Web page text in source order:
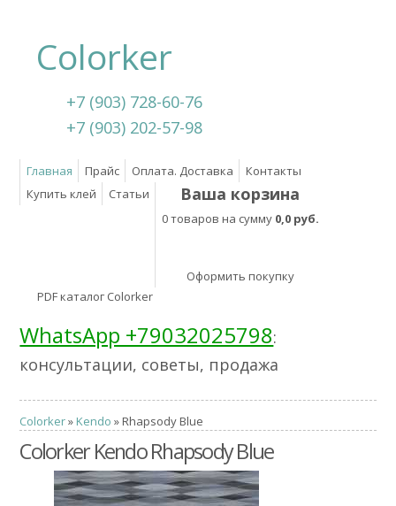
Colorker
+7 (903) 728-60-76
+7 (903) 202-57-98
Главная Прайс Оплата. Доставка
Контакты
Купить клей
Статьи Ваша корзина
0 товаров на сумму 0,0 руб.
Оформить покупку
PDF каталог Colorker
WhatsApp +79032025798:
консультации, советы, продажа
Colorker» Kendo » Rhapsody Blue
Colorker Kendo Rhapsody Blue